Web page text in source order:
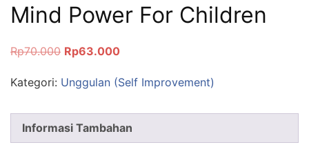
Mind Power For Children
Rp70.000 Rp63.000
Kategori: Unggulan (Self Improvement)
Informasi Tambahan